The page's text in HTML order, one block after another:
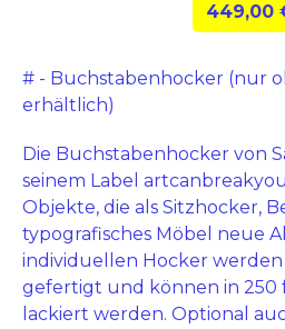
449,00
# - Buchstabenhocker (nur
erhältlich)
Die Buchstabenhocker von
seinem Label
Objekte, die als Sitzhocker,
typografisches Möbel neue
individuellen Hocker
gefertigt und können in 250
lackiert werden. Optional